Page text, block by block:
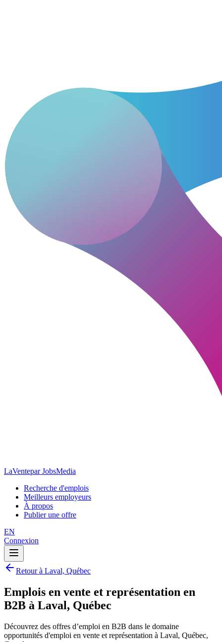
LaVentepar JobsMedia
Recherche d'emplois
Meilleurs employeurs
À propos
Publier une offre
EN
Connexion
Retour à Laval, Québec
Emplois en vente et représentation en
B2B à Laval, Québec
Découvrez des offres d’emploi en B2B dans le domaine
opportunités d'emploi en vente et représentation à Laval, Québec,